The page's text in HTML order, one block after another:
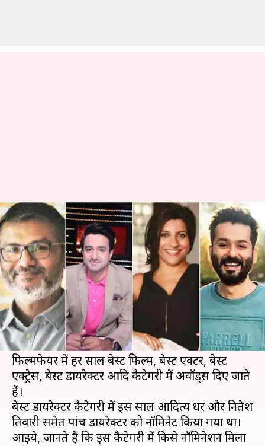
फिल्मफेयर 2020: इस बार कौन बना
बेस्ट डायरेक्टर?
लेखन प्रमोद कुमार Feb 16, 2020 12:20 am
क्या है खबर?
65वां फिल्मफेयर अवॉर्ड समारोह असम की गुवाहाटी में हो
रहा है। बॉलीवुड सितारों के लिए यह अवॉर्ड शो काफी
मायने रखता है।
फिल्मफेयर में हर साल बेस्ट फिल्म, बेस्ट एक्टर, बेस्ट
एक्ट्रेस, बेस्ट डायरेक्टर आदि कैटेगरी में अवॉर्ड्स दिए जाते
हैं।
बेस्ट डायरेक्टर कैटेगरी में इस साल आदित्य धर और नितेश
तिवारी समेत पांच डायरेक्टर को नॉमिनेट किया गया था।
आइये, जानते हैं कि इस कैटेगरी में किसे नॉमिनेशन मिला